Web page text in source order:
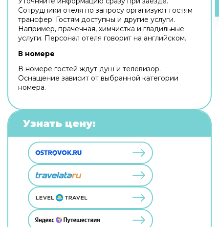
Сотрудники отеля по запросу организуют гостям
трансфер. Гостям доступны и другие услуги.
Например, прачечная, химчистка и гладильные
услуги. Персонал отеля говорит на английском.
В номере
В номере гостей ждут душ и телевизор.
Оснащение зависит от выбранной категории
номера.
Узнать цену: